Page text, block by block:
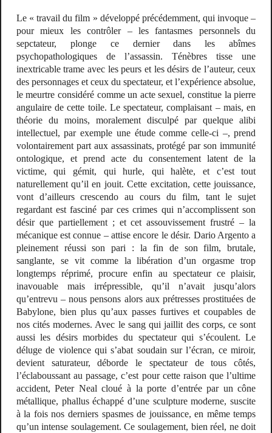
Le « travail du film » développé précédemment, quiinvoque –
pour mieux les contrôler – les fantasmes personnels du
sepctateur, plonge ce dernier dans les abîmes
psychopathologiques de l’assassin.Ténèbres tisse une
inextricable trame avec les peurs et les désirs de l’auteur, ceux
des personnages et ceux du spectateur, et l’expérience absolue,
le meurtre considéré comme un acte sexuel, constitue la pierre
angulaire de cette toile. Le spectateur, complaisant – mais, en
théorie du moins, moralement disculpé par quelque alibi
intellectuel, par exemple une étude comme celle-ci –, prend
volontairement part aux assassinats, protégé par son immunité
ontologique, et prend acte du consentement latent de la
victime, qui gémit, qui hurle, qui halète, et c’est tout
naturellement qu’il en jouit. Cette excitation, cette jouissance,
vont d’ailleurs crescendo au cours du film, tant le sujet
regardant est fasciné par ces crimes qui n’accomplissent son
désir que partiellement ; et cet assouvissement frustré – la
mécanique est connue – attise encore le désir. Dario Argento a
pleinement réussi son pari : la fin de son film, brutale,
sanglante, se vit comme la libération d’un orgasme trop
longtemps réprimé, procure enfin au spectateur ce plaisir,
inavouable mais irrépressible, qu’il n’avait jusqu’alors
qu’entrevu – nous pensons alors aux prétresses prostituées de
Babylone, bien plus qu’aux passes furtives et coupables de
nos cités modernes. Avec le sang qui jaillit des corps, ce sont
aussi les désirs morbides du spectateur qui s’écoulent. Le
déluge de violence qui s’abat soudain sur l’écran, ce miroir,
devient saturateur, déborde le spectateur de tous côtés,
l’éclaboussant au passage, c’est pour cette raison que l’ultime
accident, Peter Neal cloué à la porte d’entrée par un cône
métallique, phallus échappé d’une sculpture moderne, suscite
à la fois nos derniers spasmes de jouissance, en même temps
qu’un intense soulagement. Ce soulagement, bien réel, ne doit